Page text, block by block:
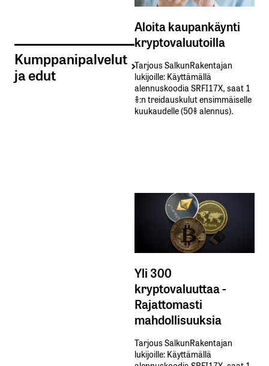
Kumppanipalvelut
ja edut
Aloita kaupankäynti
kryptovaluutoilla
Tarjous SalkunRakentajan
lukijoille: Käyttämällä​ ​
alennuskoodia​ ​SRFI17X,​ ​saat​ ​1
%:n treidauskulut​ ​ensimmäiselle​ ​
kuukaudelle​ ​(50%​ ​alennus).
Yli 300
kryptovaluuttaa -
Rajattomasti
mahdollisuuksia
Tarjous SalkunRakentajan
lukijoille: Käyttämällä​ ​